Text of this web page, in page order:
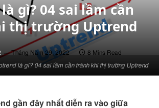
là gì? 04 sai lầm cần tránh khi thị trường Uptrend
gì? 04 sai lầm cần
thị trường Uptrend
Tháng Năm 29, 2022 8 Mins Read
gần đây nhất diễn ra vào giữa